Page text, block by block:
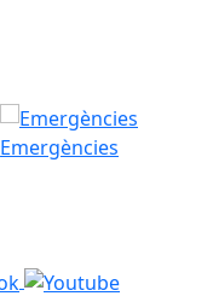
Emergències